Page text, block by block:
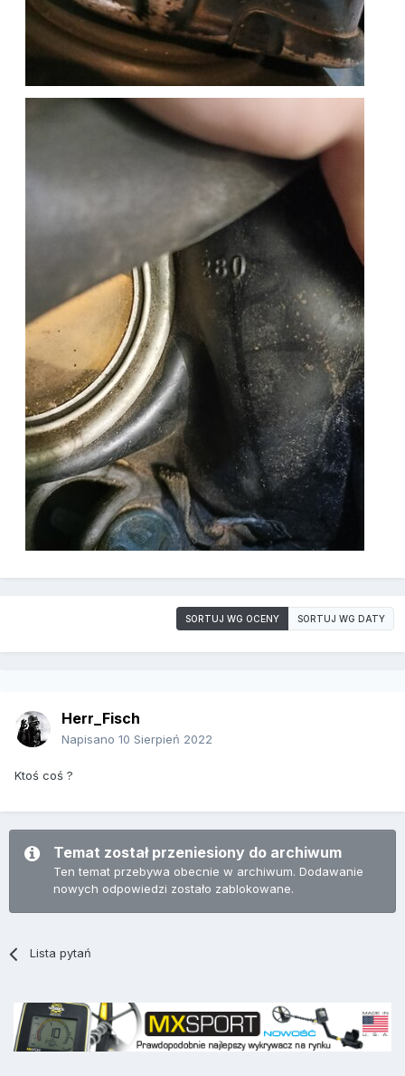
SORTUJ WG OCENY SORTUJ WG DATY
Herr_Fisch
Napisano 10 Sierpień 2022
Ktoś coś ?
Temat został przeniesiony do archiwum
Ten temat przebywa obecnie w archiwum. Dodawanie
nowych odpowiedzi zostało zablokowane.
Lista pytań